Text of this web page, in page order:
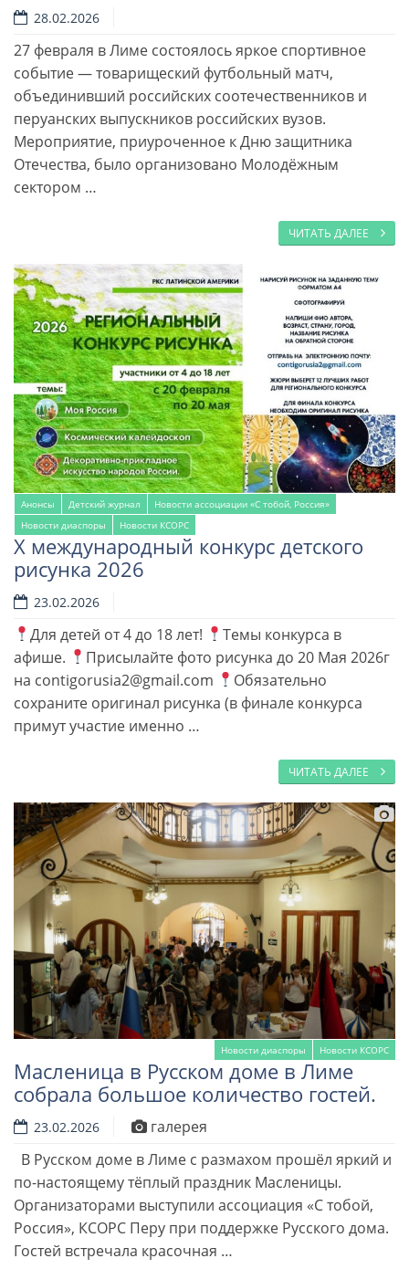
28.02.2026
27 февраля в Лиме состоялось яркое спортивное
событие — товарищеский футбольный матч,
объединивший российских соотечественников и
перуанских выпускников российских вузов.
Мероприятие, приуроченное к Дню защитника
Отечества, было организовано Молодёжным
сектором …
ЧИТАТЬ ДАЛЕЕ
Анонсы Детский журнал
Новости ассоциации «С тобой, Россия»
Новости диаспоры
Новости КСОРС
Х международный конкурс детского
рисунка 2026
23.02.2026
Для детей от 4 до 18 лет!
Темы конкурса в
афише.
Присылайте фото рисунка до 20 Мая 2026г
на contigorusia2@gmail.com
Обязательно
сохраните оригинал рисунка (в финале конкурса
примут участие именно …
ЧИТАТЬ ДАЛЕЕ
Новости диаспоры Новости КСОРС
Масленица в Русском доме в Лиме
собрала большое количество гостей.
23.02.2026
галерея
В Русском доме в Лиме с размахом прошёл яркий и
по-настоящему тёплый праздник Масленицы.
Организаторами выступили ассоциация «С тобой,
Россия», КСОРС Перу при поддержке Русского дома.
Гостей встречала красочная …